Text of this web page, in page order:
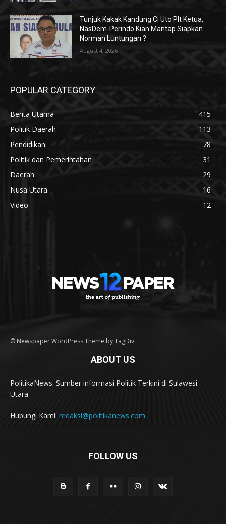
Tunjuk Kakak Kandung Ci Uto Plt Ketua,
NasDem-Perindo Kian Mantap Siapkan
Norman Luntungan ?
August 4, 2026
POPULAR CATEGORY
Berita Utama
415
Politik Daerah
113
Pendidikan
78
Politik dan Pemerintahan
31
Daerah
29
Nusa Utara
16
Video
12
© Newspaper WordPress Theme by TagDiv
ABOUT US
PolitikaNews. Sumber informasi Politik Terkini di Sulawesi
Utara
Hubungi Kami: redaksi@politikanews.com
FOLLOW US